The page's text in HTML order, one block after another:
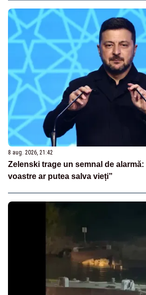
8 aug. 2026, 21:42
Zelenski trage un semnal de alarmă:
voastre ar putea salva vieți”